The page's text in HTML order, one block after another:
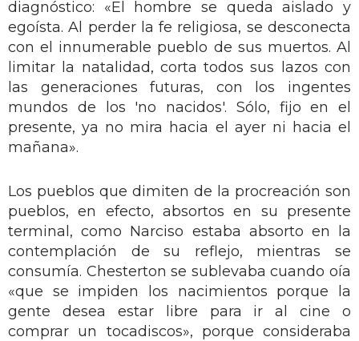
diagnóstico: «El hombre se queda aislado y
egoísta. Al perder la fe religiosa, se desconecta
con el innumerable pueblo de sus muertos. Al
limitar la natalidad, corta todos sus lazos con
las generaciones futuras, con los ingentes
mundos de los 'no nacidos'. Sólo, fijo en el
presente, ya no mira hacia el ayer ni hacia el
mañana».
Los pueblos que dimiten de la procreación son
pueblos, en efecto, absortos en su presente
terminal, como Narciso estaba absorto en la
contemplación de su reflejo, mientras se
consumía. Chesterton se sublevaba cuando oía
«que se impiden los nacimientos porque la
gente desea estar libre para ir al cine o
comprar un tocadiscos», porque consideraba